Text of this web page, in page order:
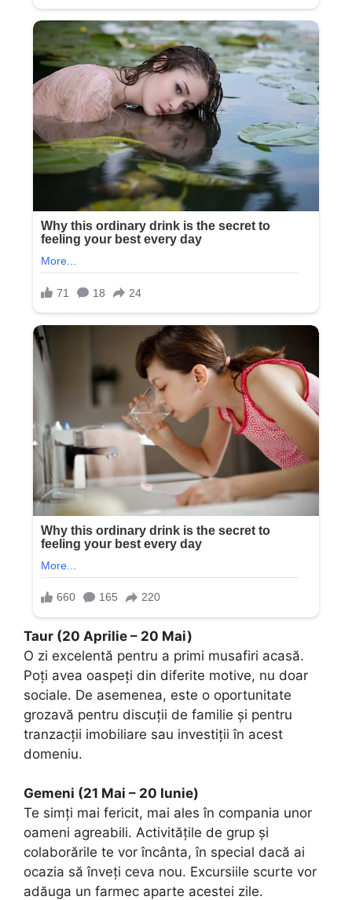
Taur (20 Aprilie – 20 Mai)
O zi excelentă pentru a primi musafiri acasă.
Poți avea oaspeți din diferite motive, nu doar
sociale. De asemenea, este o oportunitate
grozavă pentru discuții de familie și pentru
tranzacții imobiliare sau investiții în acest
domeniu.
Gemeni (21 Mai – 20 Iunie)
Te simți mai fericit, mai ales în compania unor
oameni agreabili. Activitățile de grup și
colaborările te vor încânta, în special dacă ai
ocazia să înveți ceva nou. Excursiile scurte vor
adăuga un farmec aparte acestei zile.